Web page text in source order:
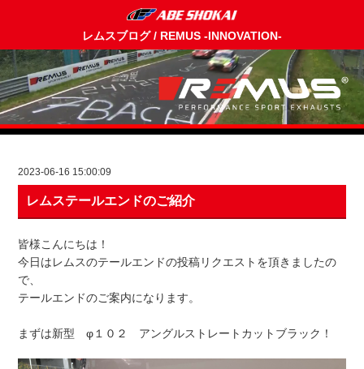
レムスブログ / REMUS -INNOVATION-
2023-06-16 15:00:09
レムステールエンドのご紹介
皆様こんにちは！
今日はレムスのテールエンドの投稿リクエストを頂きましたの
で、
テールエンドのご案内になります。
まずは新型 φ１０２ アングルストレートカットブラック！